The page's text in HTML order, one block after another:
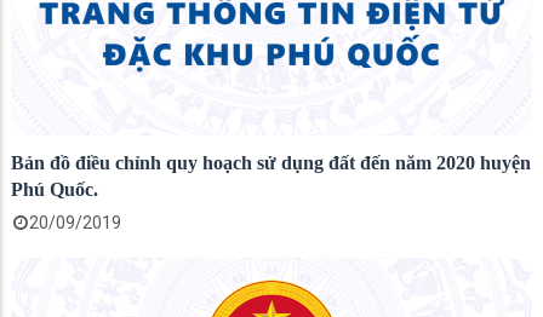
Bản đồ điều chỉnh quy hoạch sử dụng đất đến năm 2020 huyện
Phú Quốc.
20/09/2019